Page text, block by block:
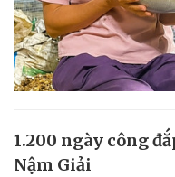
1.200 ngày công
Nậm Giải